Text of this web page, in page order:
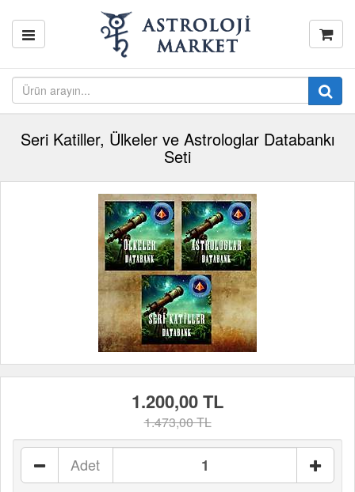
Seri Katiller, Ülkeler ve Astrologlar Databankı
Seti
1.200,00 TL
1.473,00 TL
Adet